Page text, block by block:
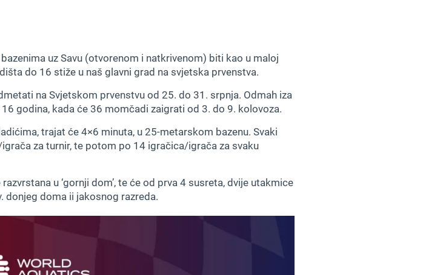
uz Savu (otvorenom i natkrivenom) biti kao u maloj
do 16 stiže u naš glavni grad na svjetska prvenstva.
na Svjetskom prvenstvu od 25. do 31. srpnja. Odmah iza
godina, kada će 36 momčadi zaigrati od 3. do 9. kolovoza.
trajat će 4×6 minuta, u 25-metarskom bazenu. Svaki
za turnir, te potom po 14 igračica/igrača za svaku
u ‘gornji dom’, te će od prva 4 susreta, dvije utakmice
donjeg doma ii jakosnog razreda.